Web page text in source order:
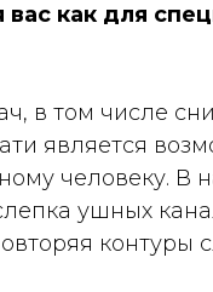
как для
в том числе
является
человеку. В
ушных
контуры